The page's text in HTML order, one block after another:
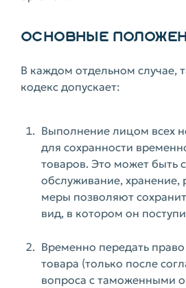
ОСНОВНЫЕ
В каждом отдельном случае,
кодекс допускает:
Выполнение лицом всех
для сохранности
товаров. Это может быть
обслуживание, хранение,
меры позволяют
вид, в котором он
Временно передать
товара (только после
вопроса с таможенными